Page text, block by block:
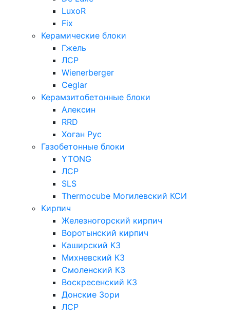
LuxoR
Fix
Керамические блоки
Гжель
ЛСР
Wienerberger
Ceglar
Керамзитобетонные блоки
Алексин
RRD
Хоган Рус
Газобетонные блоки
YTONG
ЛСР
SLS
Thermocube Могилевский КСИ
Кирпич
Железногорский кирпич
Воротынский кирпич
Каширский КЗ
Михневский КЗ
Смоленский КЗ
Воскресенский КЗ
Донские Зори
ЛСР